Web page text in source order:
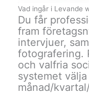
Vad ingår i Levande
Du får
fram
intervjuer,
fotografering.
och valfria
systemet
månad/